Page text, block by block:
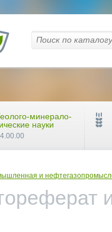
и
минерало-
науки